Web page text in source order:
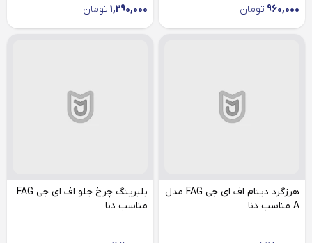
960,000 تومان 1,290,000 تومان
هرزگرد دینام اف ای جی FAG مدل
A مناسب دنا
بلبرینگ چرخ جلو اف ای جی FAG
مناسب دنا